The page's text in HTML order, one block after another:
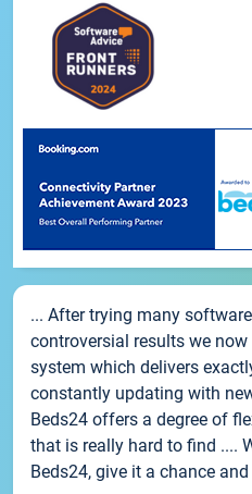
... After trying many
controversial results we
system which delivers
constantly updating with
Beds24 offers a degree of
that is really hard to find ....
Beds24, give it a chance